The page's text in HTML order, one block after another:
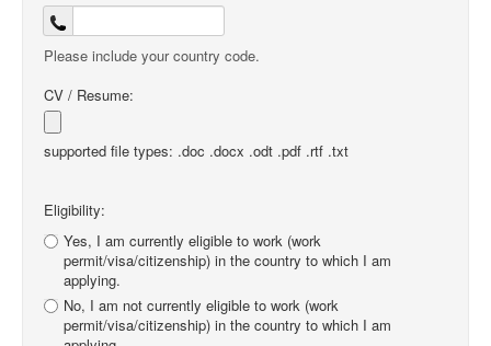
Please include your country code.
CV / Resume:
supported file types: .doc .docx .odt .pdf .rtf .txt
Eligibility:
Yes, I am currently eligible to work (work
permit/visa/citizenship) in the country to which I am
applying.
No, I am not currently eligible to work (work
permit/visa/citizenship) in the country to which I am